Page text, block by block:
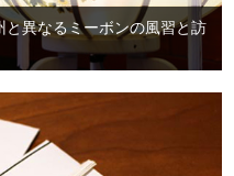
と異なるミーボンの風習と訪